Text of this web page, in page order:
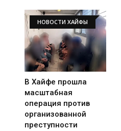
НОВОСТИ ХАЙФЫ
В Хайфе прошла
масштабная
операция против
организованной
преступности